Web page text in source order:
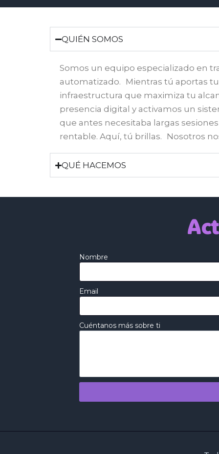
QUIÉN SOMOS
Somos un equipo especializado en
automatizado. Mientras tú aportas
infraestructura que maximiza tu
presencia digital y activamos un
que antes necesitaba largas
rentable. Aquí, tú brillas. Nosotros
QUÉ HACEMOS
Nombre
Email
Cuéntanos más sobre ti